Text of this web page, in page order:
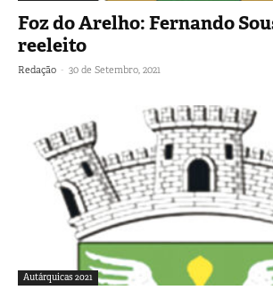
Foz do Arelho: Fernando
reeleito
Redação - 30 de Setembro, 2021
Autárquicas 2021